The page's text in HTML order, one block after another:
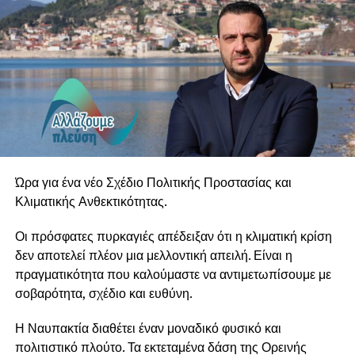
Brouwer και Sergio Assad.
Στη Ναύπακτο θα παρουσιάσει ένα
ιδιαίτερα πλούσιο πρόγραμμα, στο οποίο συναντώνται το
εμβληματικό “Cinema Paradiso” του Ennio Morricone,
έργα
των Francisco Tárrega, Heitor Villa-Lobos, Leo Brouwer
και Astor Piazzolla, αλλά και αγαπημένες δημιουργίες του
Μάνου
Χατζιδάκι και του Μίκη Θεοδωράκη. Το μουσικό ταξίδι
συμπληρώνουν έργα των Erik Satie, Carlo Domeniconi,
Cardoso και Roland Dyens, καθώς και επιλογές από
τραγούδια των Beatles.
Κάτω από τον αυγουστιάτικο ουρανό και στο ξεχωριστό
περιβάλλον Αρχοντικού Μπότσαρη, τα «Νυχτερινά της
γεμάτη μελωδίες, εικόνες και μουσικά χρώματα από την
Ώρα για ένα νέο Σχέδιο Πολιτικής Προστασίας και
Κλιματικής Ανθεκτικότητας.
Οι πρόσφατες πυρκαγιές απέδειξαν ότι η κλιματική κρίση
δεν αποτελεί πλέον μια μελλοντική απειλή. Είναι η
πραγματικότητα που καλούμαστε να αντιμετωπίσουμε με
σοβαρότητα, σχέδιο και ευθύνη.
Η Ναυπακτία διαθέτει έναν μοναδικό φυσικό και
πολιτιστικό πλούτο. Τα εκτεταμένα δάση της Ορεινής